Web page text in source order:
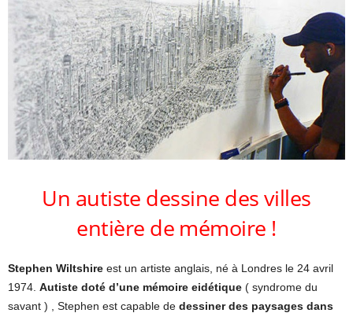
Un autiste dessine des villes
entière de mémoire !
Stephen Wiltshire est un artiste anglais, né à Londres le 24 avril
1974. Autiste doté d’une mémoire eidétique ( syndrome du
savant ) , Stephen est capable de dessiner des paysages dans